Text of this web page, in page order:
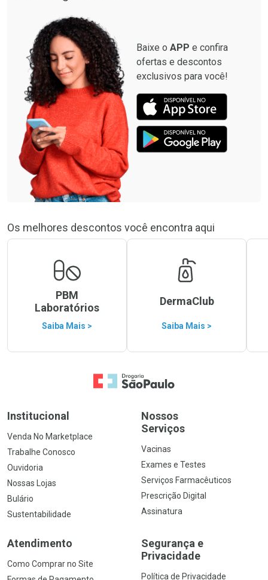
Baixe o APP e confira
ofertas e descontos
exclusivos para você!
Os melhores descontos você encontra aqui
PBM
Laboratórios
Saiba Mais >
DermaClub
Saiba Mais >
Ir para a Home
Institucional
Venda No Marketplace
Trabalhe Conosco
Ouvidoria
Nossas Lojas
Bulário
Sustentabilidade
Nossos
Serviços
Vacinas
Exames e Testes
Serviços Farmacêuticos
Prescrição Digital
Assinatura
Atendimento
Como Comprar no Site
Segurança e
Privacidade
Política de Privacidade